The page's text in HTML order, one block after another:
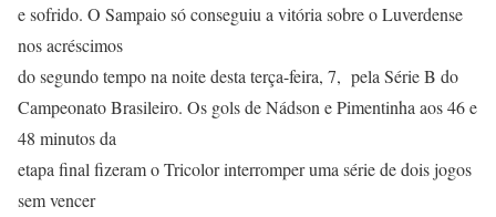
e sofrido. O Sampaio só conseguiu a vitória sobre o Luverdense
nos acréscimos
do segundo tempo na noite desta terça-feira, 7, pela Série B do
Campeonato Brasileiro. Os gols de Nádson e Pimentinha aos 46 e
48 minutos da
etapa final fizeram o Tricolor interromper uma série de dois jogos
sem vencer